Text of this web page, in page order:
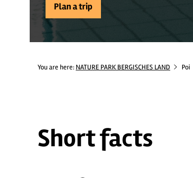
Plan a trip
You are here: NATURE PARK BERGISCHES LAND Poi
Short facts